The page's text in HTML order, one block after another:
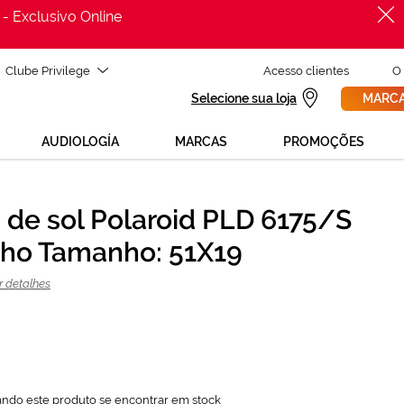
Exclusivo Online
Clube Privilege Acesso clientes O
Selecione sua loja
AUDIOLOGÍA MARCAS PROMOÇÕES
PROCURAR
45,37 €
€
sol Polaroid PLD 6175/S
Tamanho: 51X19
detalhes
este produto se encontrar em stock